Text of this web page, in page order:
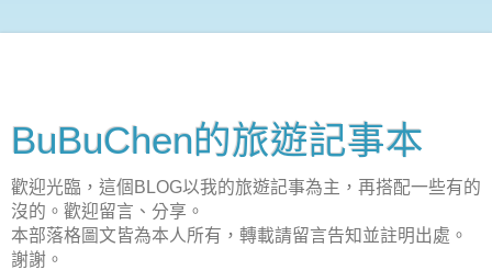
BuBuChen的旅遊記事本
歡迎光臨，這個BLOG以我的旅遊記事為主，再搭配一些有的
沒的。歡迎留言、分享。
本部落格圖文皆為本人所有，轉載請留言告知並註明出處。
謝謝。